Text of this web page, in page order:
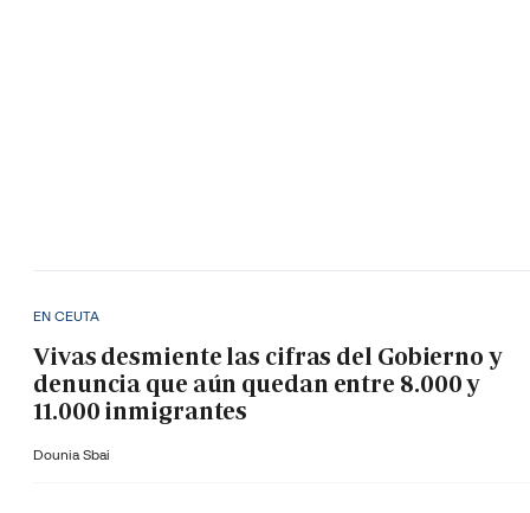
EN CEUTA
Vivas desmiente las cifras del Gobierno y
denuncia que aún quedan entre 8.000 y
11.000 inmigrantes
Dounia Sbai